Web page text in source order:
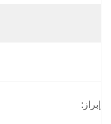
إبراز: